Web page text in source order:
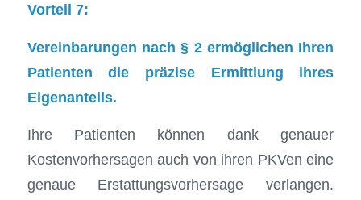
Vorteil 7:
Vereinbarungen nach § 2 ermöglichen Ihren
Patienten die präzise Ermittlung ihres
Eigenanteils.
Ihre Patienten können dank genauer
Kostenvorhersagen auch von ihren PKVen eine
genaue Erstattungsvorhersage verlangen.